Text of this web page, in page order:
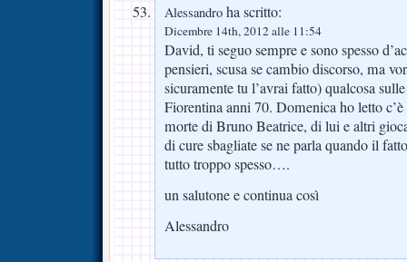
Alessandro ha scritto:
Dicembre 14th, 2012 alle 11:54
David, ti seguo sempre e sono spesso
pensieri, scusa se cambio discorso, ma
sicuramente tu l’avrai fatto) qualcosa
Fiorentina anni 70. Domenica ho letto
morte di Bruno Beatrice, di lui e altri
di cure sbagliate se ne parla quando il
tutto troppo spesso….
un salutone e continua così
Alessandro